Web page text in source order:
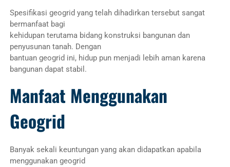
Spesifikasi geogrid yang telah dihadirkan tersebut sangat
bermanfaat bagi
kehidupan terutama bidang konstruksi bangunan dan
penyusunan tanah. Dengan
bantuan geogrid ini, hidup pun menjadi lebih aman karena
bangunan dapat stabil.
Manfaat Menggunakan
Geogrid
Banyak sekali keuntungan yang akan didapatkan apabila
menggunakan geogrid